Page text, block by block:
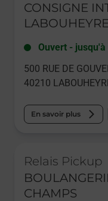
CONSIGNE
LABOUHEYRE
Ouvert - jusqu'à
500 RUE DE
40210
En savoir plus
Relais Pickup
CHAMPS